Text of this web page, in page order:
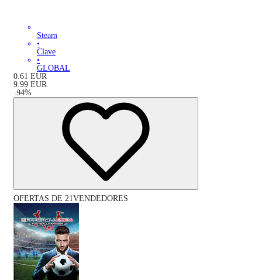
Steam
•
Clave
•
GLOBAL
0.61 EUR
9.99 EUR
-94%
OFERTAS DE 21VENDEDORES